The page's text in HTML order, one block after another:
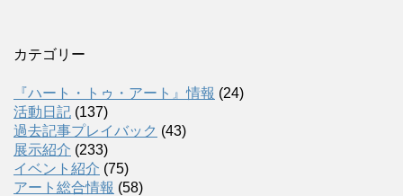
カテゴリー
『ハート・トゥ・アート』情報 (24)
活動日記 (137)
過去記事プレイバック (43)
展示紹介 (233)
イベント紹介 (75)
アート総合情報 (58)